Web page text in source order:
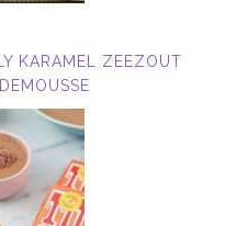
KARAMEL ZEEZOUT